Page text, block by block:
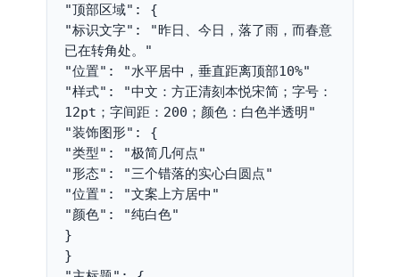
"顶部区域": {
"标识文字": "昨日、今日，落了雨，而春意
已在转角处。"
"位置": "水平居中，垂直距离顶部10%"
"样式": "中文：方正清刻本悦宋简；字号：
12pt；字间距：200；颜色：白色半透明"
"装饰图形": {
"类型": "极简几何点"
"形态": "三个错落的实心白圆点"
"位置": "文案上方居中"
"颜色": "纯白色"
}
}